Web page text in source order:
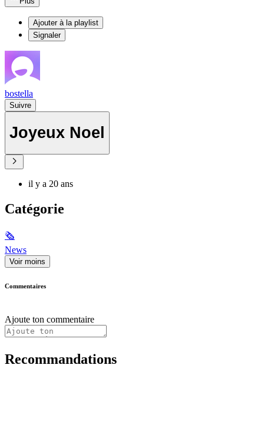
Ajouter à la playlist
Signaler
bostella
Suivre
Joyeux Noel
il y a 20 ans
Catégorie
🗞
News
Voir moins
Commentaires
Ajoute ton commentaire
Recommandations